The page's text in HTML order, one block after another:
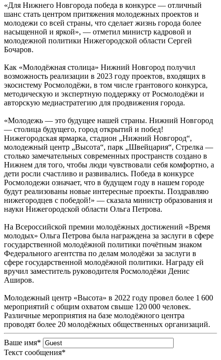
«Для Нижнего Новгорода победа в конкурсе — отличный
шанс стать центром притяжения молодежных проектов и
молодежи со всей страны, что сделает жизнь города более
насыщенной и яркой», — отметил министр кадровой и
молодежной политики Нижегородской области Сергей
Бочаров.
Как «Молодёжная столица» Нижний Новгород получил
возможность реализации в 2023 году проектов, входящих в
экосистему Росмолодёжи, в том числе грантового конкурса,
методическую и экспертную поддержку от Росмолодёжи и
авторскую медиастратегию для продвижения города.
«Молодежь — это будущее нашей страны. Нижний Новгород
— столица будущего, город открытий и побед!
Нижегородская ярмарка, стадион „Нижний Новгород“,
молодежный центр „Высота“, парк „Швейцария“, Стрелка —
столько замечательных современных пространств создано в
Нижнем для того, чтобы люди чувствовали себя комфортно, а
дети росли счастливо и развивались. Победа в конкурсе
Росмолодежи означает, что в будущем году в нашем городе
будут реализованы новые интересные проекты. Поздравляю
нижегородцев с победой!» — сказала министр образования и
науки Нижегородской области Ольга Петрова.
На Всероссийской премии молодёжных достижений «Время
молодых» Ольга Петрова была награждена за заслуги в сфере
государственной молодёжной политики почётным знаком
Федерального агентства по делам молодёжи за заслуги в
сфере государственной молодёжной политики. Награду ей
вручил заместитель руководителя Росмолодёжи Денис
Аширов.
Молодежный центр «Высота» в 2022 году провел более 1 600
мероприятий с общим охватом свыше 120 000 человек.
Различные мероприятия на базе молодёжного центра
проводят более 20 молодёжных общественных организаций.
Ваше имя*
Текст сообщения*